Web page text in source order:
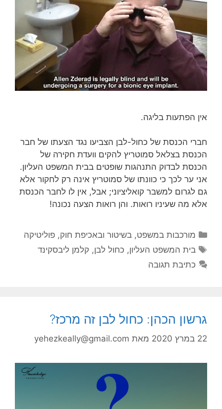
אין הפתעות בליגה.
חברי הכנסת של כחול-לבן הצביעו נגד הצעתו של חבר
הכנסת בצלאל סמוטריץ להקים וועדת חקירה של
הכנסת לבדוק התנהגות שופטים בבית המשפט העליון.
אני ער לכך כי כוונתו של סמוטריץ אינה רק לחקור אלא
גם לגרום למשבר קואליציוני; אבל, אין לו לחבר הכנסת
אלא מה שעיניו רואות. והן רואות הצעה נכונה!
קטגוריות
מורכבות במשפט, בשיטור ובאכיפת חוק,פוליטיקה
תגיות
בית המשפט העליון, כחול לבן, קלמן ליבסקינד
כתיבת תגובה
גרשון הכהן: כחול לבן זה מרכז?
22 במרץ 2020 מאת yehezkeally@gmail.com